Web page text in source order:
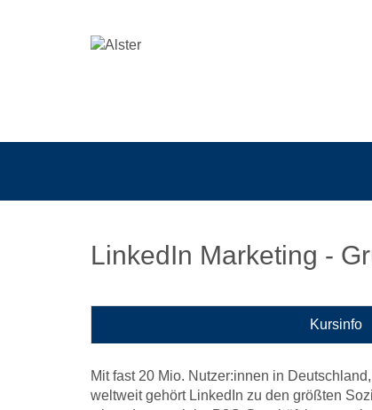
LinkedIn Marketing -
Kursinfo
Mit fast 20 Mio. Nutzer:innen in
weltweit gehört LinkedIn zu den größten